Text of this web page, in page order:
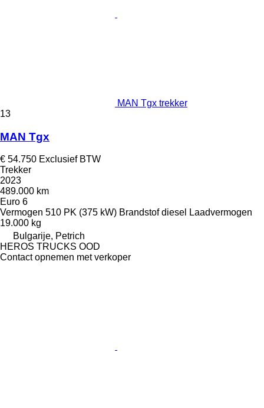
MAN Tgx trekker
13
MAN Tgx
€ 54.750 Exclusief BTW
Trekker
2023
489.000 km
Euro 6
Vermogen 510 PK (375 kW) Brandstof diesel Laadvermogen
19.000 kg
Bulgarije, Petrich
HEROS TRUCKS OOD
Contact opnemen met verkoper